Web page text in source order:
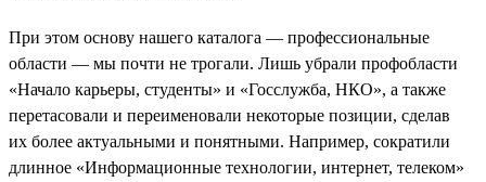
При этом основу нашего каталога — профессиональные
области — мы почти не трогали. Лишь убрали профобласти
«Начало карьеры, студенты» и «Госслужба, НКО», а также
перетасовали и переименовали некоторые позиции, сделав
их более актуальными и понятными. Например, сократили
длинное «Информационные технологии, интернет, телеком»